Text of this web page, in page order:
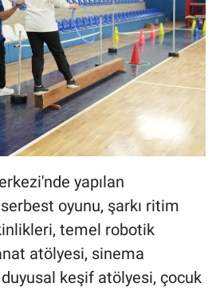
yapılan
oyunu, şarkı ritim
temel robotik
atölyesi, sinema
keşif atölyesi, çocuk